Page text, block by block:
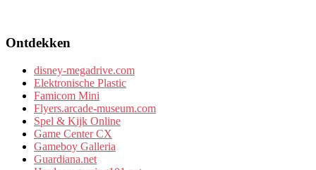
Ontdekken
disney-megadrive.com
Elektronische Plastic
Famicom Mini
Flyers.arcade-museum.com
Spel & Kijk Online
Game Center CX
Gameboy Galleria
Guardiana.net